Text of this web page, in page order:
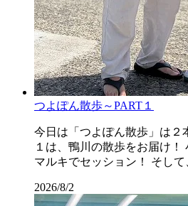
つよぽん散歩～PART１
今日は「つよぽん散歩」は２
１は、鴨川の散歩をお届け！
マルキでセッション！ そし
2026/8/2